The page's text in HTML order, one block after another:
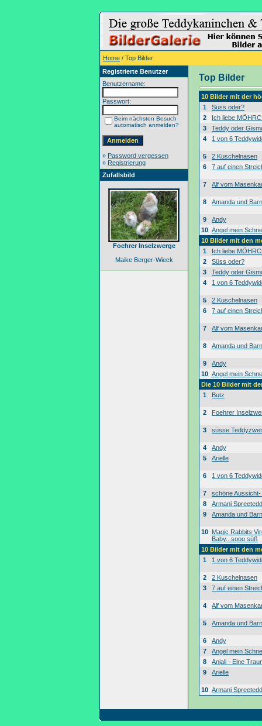
Home / Top Bilder
Registrierte Benutzer
Benutzername:
Passwort:
Beim nächsten Besuch
automatisch anmelden?
» Password vergessen
» Registrierung
Zufallsbild
Foehrer Inselzwerge
Maike Berger-Wieck
Top Bilder
10 Bilder mit der
1
Süss oder?
2
Ich liebe
3
Teddy oder
4
1 von 6
5
2 Kuschelnasen
6
7 auf einen
7 Alf vom
8 Amanda und
9
Andy
10 Angel mein
10 Bilder mit den
1
Ich liebe
2
Süss oder?
3
Teddy oder
4
1 von 6
5
2 Kuschelnasen
6
7 auf einen
7 Alf vom
8 Amanda und
9
Andy
10 Angel mein
Die 10 Bilder mit
1
Butz
2 Foehrer
3 süsse
4
Andy
5
Arielle
6 1 von 6
7
schöne
8
Armani
9
Amanda und
10 Magic Rabbits
Baby...sooo süß
10 Bilder mit den
1
1 von 6
2
2 Kuschelnasen
3
7 auf einen
4 Alf vom
5 Amanda und
6
Andy
7
Angel mein
8
Anjali - Eine
9
Arielle
10 Armani